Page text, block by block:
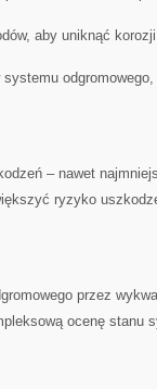
aby uniknąć korozji
– nawet
ryzyko
przez​
ocenę stanu